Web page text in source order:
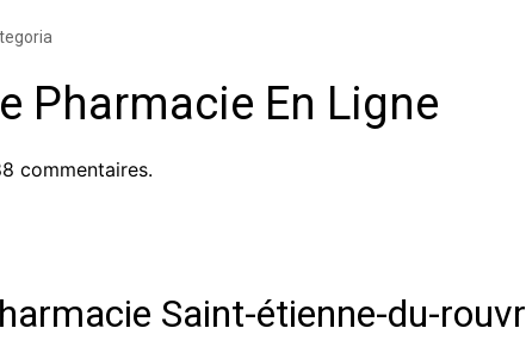
Pharmacie En Ligne
commentaires.
Saint-étienne-du-